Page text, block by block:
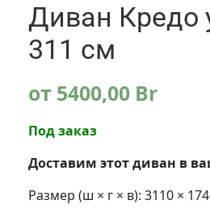
Диван Кредо
311 см
от 5400,00 Br
Под заказ
Доставим этот диван в
Размер (ш × г × в): 3110 ×